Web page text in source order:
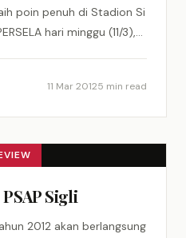
poin penuh di Stadion Si
hari minggu (11/3),
11 Mar 20125 min read
Sigli
2012 akan berlangsung